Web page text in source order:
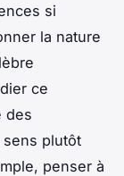
si
la nature
ce
des
plutôt
penser à